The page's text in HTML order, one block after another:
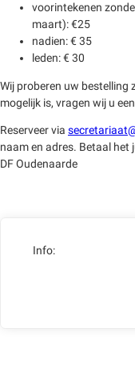
voorintekenen
maart): €25
nadien: € 35
leden: € 30
Wij proberen uw bestelling
mogelijk is, vragen wij u
Reserveer via
naam en adres. Betaal het
DF Oudenaarde
Info: